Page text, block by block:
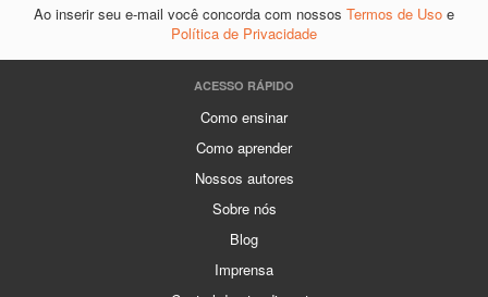
Ao inserir seu e-mail você concorda com nossos Termos de Uso e
Política de Privacidade
ACESSO RÁPIDO
Como ensinar
Como aprender
Nossos autores
Sobre nós
Blog
Imprensa